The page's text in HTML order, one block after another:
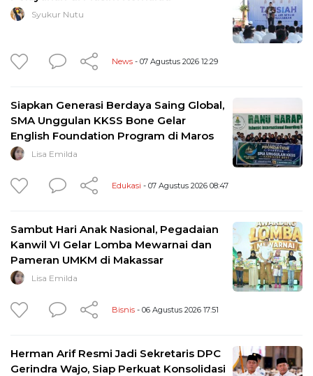
Syukur Nutu
News - 07 Agustus 2026 12:29
Siapkan Generasi Berdaya Saing Global,
SMA Unggulan KKSS Bone Gelar
English Foundation Program di Maros
Lisa Emilda
Edukasi - 07 Agustus 2026 08:47
Sambut Hari Anak Nasional, Pegadaian
Kanwil VI Gelar Lomba Mewarnai dan
Pameran UMKM di Makassar
Lisa Emilda
Bisnis - 06 Agustus 2026 17:51
Herman Arif Resmi Jadi Sekretaris DPC
Gerindra Wajo, Siap Perkuat Konsolidasi